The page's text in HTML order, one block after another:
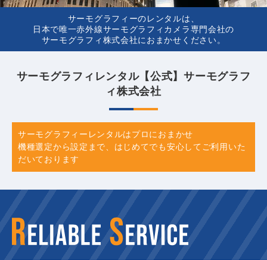
サーモグラフィーのレンタルは、
日本で唯一赤外線サーモグラフィカメラ専門会社の
サーモグラフィ株式会社におまかせください。
サーモグラフィレンタル【公式】サーモグラフ
ィ株式会社
サーモグラフィーレンタルはプロにおまかせ
機種選定から設定まで、はじめてでも安心してご利用いた
だいております